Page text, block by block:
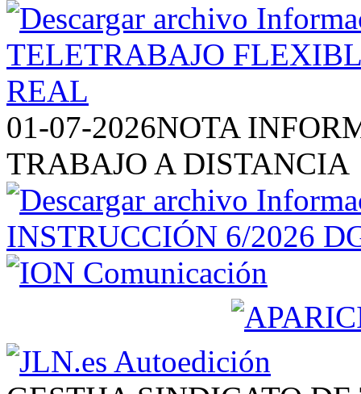
01-07-2026NOTA
TRABAJO A DISTANCIA